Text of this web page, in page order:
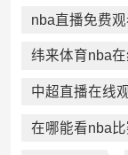
nba直播免费
纬来体育nba
中超直播在线
在哪能看nba